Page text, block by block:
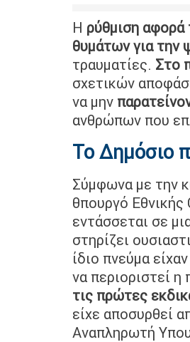
Η ρύθμιση αφορά
θυμάτων για την
τραυματίες. Στο
σχετικών
να μην
ανθρώπων που
Το Δημόσιο
Σύμφωνα με την
θπουργό Εθνικής
εντάσσεται σε
στηρίζει
ίδιο πνεύμα
να περιοριστεί
τις πρώτες
είχε αποσυρθεί
Αναπληρωτή